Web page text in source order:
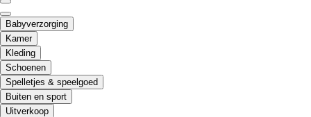
Babyverzorging
Kamer
Kleding
Schoenen
Spelletjes & speelgoed
Buiten en sport
Uitverkoop